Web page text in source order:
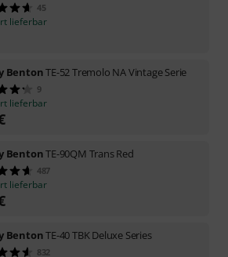
45
lieferbar
BentonTE-52 Tremolo NA Vintage Serie
9
lieferbar
BentonTE-90QM Trans Red
487
lieferbar
BentonTE-40 TBK Deluxe Series
832